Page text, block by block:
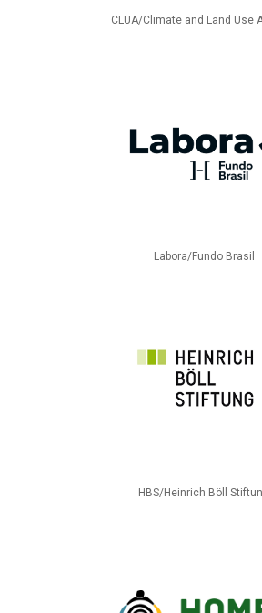
CLUA/Climate and Land Use
Labora/Fundo Brasil
HBS/Heinrich Böll